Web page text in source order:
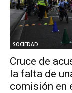
SOCIEDAD
Cruce de
la falta de
comisión en